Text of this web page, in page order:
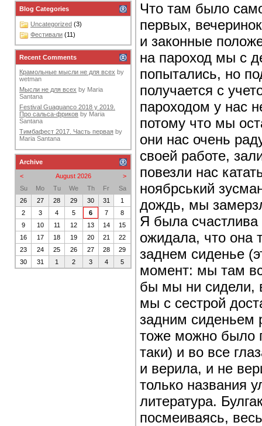
Что там было
первых,
и законные
на пароход мы с
попытались, но
получается с
пароходом у нас
потому что мы
они нас очень
своей работе,
повезли нас
ноябрський
дождь, мы
Я была счастлива
ожидала, что она
заднем сиденье
момент: мы там
бы мы ни сидели,
мы с сестрой
задним сиденьем
тоже можно было
таки) и во все
и верила, и не
только названия
литература.
посмеиваясь,
Blog Categories
Uncategorized (3)
Фестивали (11)
Recent Comments
Крамольные мысли не для всех by
wetman
Мысли не для всех by Maria
Santana
Festival Guaguanco 2018 y 2019.
Про сальса-фриков by Maria
Santana
Тимбафест 2017. Часть первая by
Maria Santana
Archive
<
>
August 2026
Su
Mo Tu We Th Fr
Sa
26
27 28 29 30 31
1
2
3 4 5 6 7
8
9
10 11 12 13 14
15
16
17 18 19 20 21
22
23
24 25 26 27 28
29
30
31 1 2 3 4 5